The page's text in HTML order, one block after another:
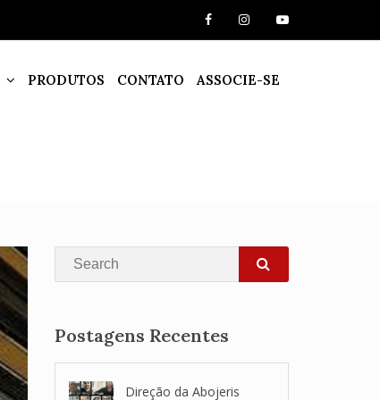
PRODUTOS CONTATO ASSOCIE-SE
Search
SEARCH
Postagens Recentes
Direção da Abojeris